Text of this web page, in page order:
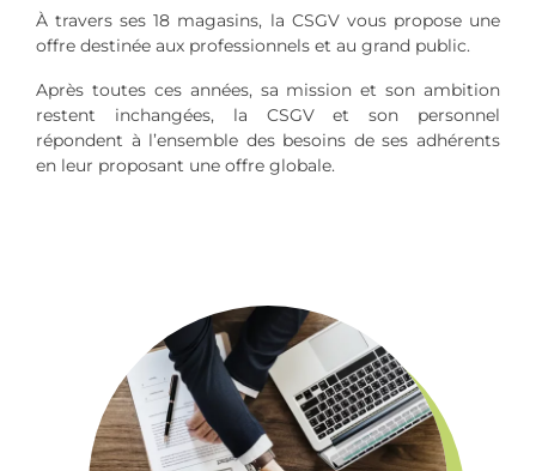
À travers ses 18 magasins, la CSGV vous propose une
offre destinée aux professionnels et au grand public.
Après toutes ces années, sa mission et son ambition
restent inchangées, la CSGV et son personnel
répondent à l’ensemble des besoins de ses adhérents
en leur proposant une offre globale.